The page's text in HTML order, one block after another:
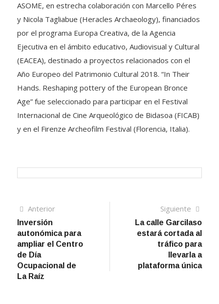
ASOME, en estrecha colaboración con Marcello Péres
y Nicola Tagliabue (Heracles Archaeology), financiados
por el programa Europa Creativa, de la Agencia
Ejecutiva en el ámbito educativo, Audiovisual y Cultural
(EACEA), destinado a proyectos relacionados con el
Año Europeo del Patrimonio Cultural 2018. “In Their
Hands. Reshaping pottery of the European Bronce
Age” fue seleccionado para participar en el Festival
Internacional de Cine Arqueológico de Bidasoa (FICAB)
y en el Firenze Archeofilm Festival (Florencia, Italia).
Navegación
de
entradas
AnteriorArtículo
Inversión
autonómica para
ampliar el Centro
de Día
Ocupacional de
La Raíz
Siguiente
La calle Garcilaso
estará cortada al
tráfico para
llevarla a
plataforma única